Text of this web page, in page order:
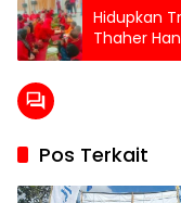
Hidupkan
Thaher
peresmian
Pos Terkait